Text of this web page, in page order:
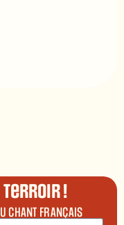
terroir !
CHANT FRANÇAIS